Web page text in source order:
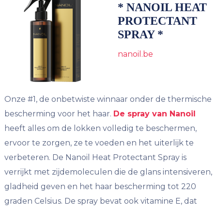
* NANOIL HEAT
PROTECTANT
SPRAY *
nanoil.be
Onze #1, de onbetwiste winnaar onder de thermische
bescherming voor het haar. De spray van Nanoil
heeft alles om de lokken volledig te beschermen,
ervoor te zorgen, ze te voeden en het uiterlijk te
verbeteren. De Nanoil Heat Protectant Spray is
verrijkt met zijdemoleculen die de glans intensiveren,
gladheid geven en het haar bescherming tot 220
graden Celsius. De spray bevat ook vitamine E, dat